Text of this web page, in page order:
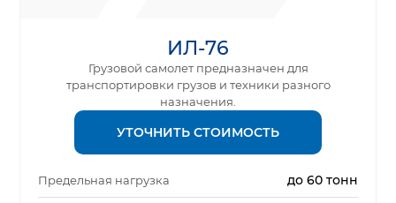
ИЛ-76
Грузовой самолет предназначен для
транспортировки грузов и техники разного
назначения.
УТОЧНИТЬ СТОИМОСТЬ
Предельная нагрузка до 60 тонн